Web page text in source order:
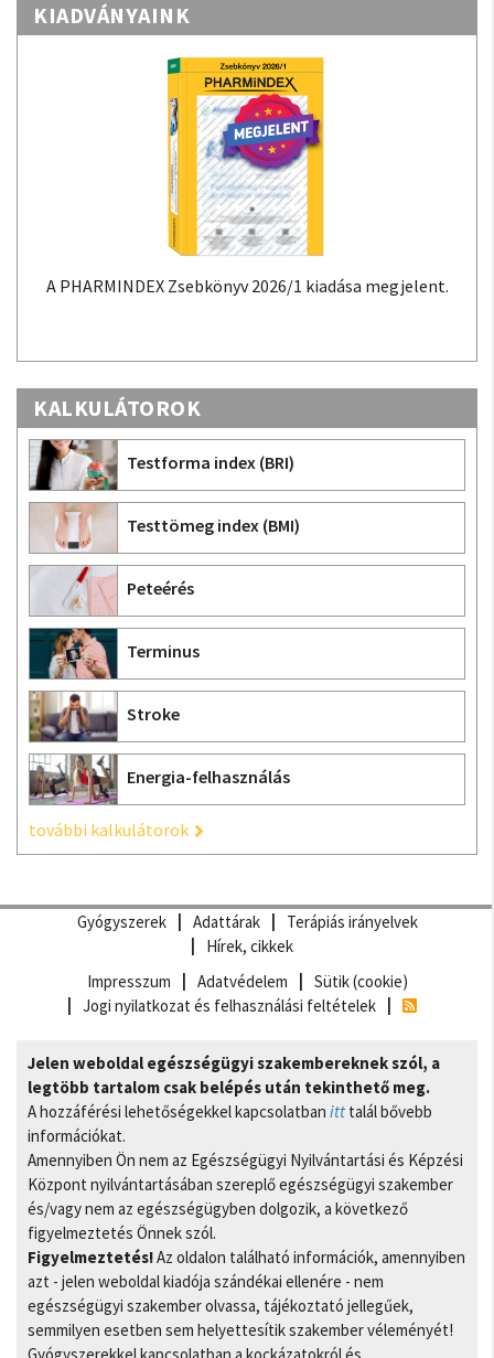
KIADVÁNYAINK
A PHARMINDEX Zsebkönyv 2026/1 kiadása megjelent.
KALKULÁTOROK
Testforma index (BRI)
Testtömeg index (BMI)
Peteérés
Terminus
Stroke
Energia-felhasználás
további kalkulátorok
Gyógyszerek Adattárak
Terápiás irányelvek
Hírek, cikkek
Impresszum
Adatvédelem
Sütik (cookie)
Jogi nyilatkozat és felhasználási feltételek
Jelen weboldal egészségügyi szakembereknek szól, a
legtöbb tartalom csak belépés után tekinthető meg.
A hozzáférési lehetőségekkel kapcsolatban itt talál bővebb
információkat.
Amennyiben Ön nem az Egészségügyi Nyilvántartási és Képzési
Központ nyilvántartásában szereplő egészségügyi szakember
és/vagy nem az egészségügyben dolgozik, a következő
figyelmeztetés Önnek szól.
Figyelmeztetés!Az oldalon található információk, amennyiben
azt - jelen weboldal kiadója szándékai ellenére - nem
egészségügyi szakember olvassa, tájékoztató jellegűek,
semmilyen esetben sem helyettesítik szakember véleményét!